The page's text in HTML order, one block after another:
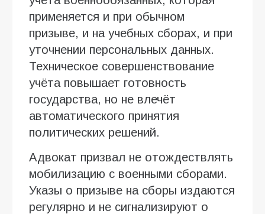
применяется и при обычном
призыве, и на учебных сборах, и при
уточнении персональных данных.
Техническое совершенствование
учёта повышает готовность
государства, но не влечёт
автоматического принятия
политических решений.
Адвокат призвал не отождествлять
мобилизацию с военными сборами.
Указы о призыве на сборы издаются
регулярно и не сигнализируют о